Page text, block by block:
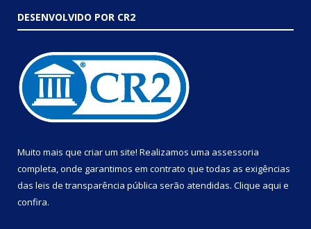
DESENVOLVIDO POR CR2
Muito mais que criar um site! Realizamos uma assessoria
completa, onde garantimos em contrato que todas as exigências
das leis de transparência pública serão atendidas. Clique aqui e
confira.